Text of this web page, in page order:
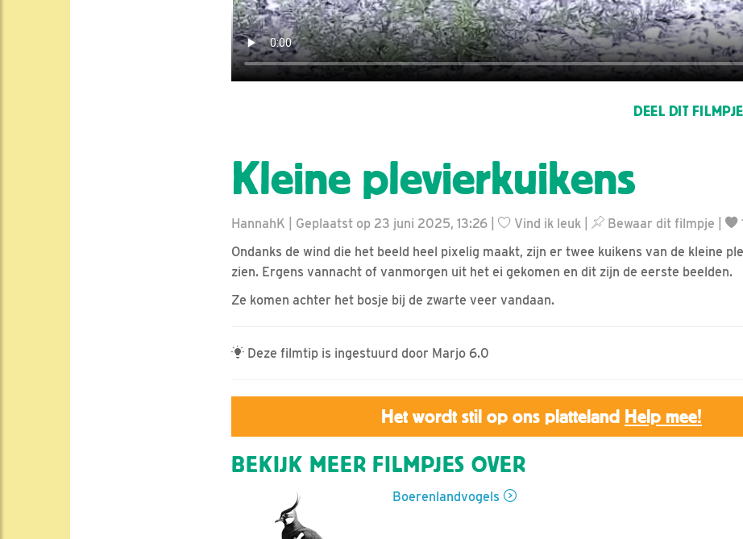
DEEL DIT FILMPJE
Kleine plevierkuikens
HannahK | Geplaatst op 23 juni 2025, 13:26 | Vind ik leuk Bewaar dit filmpje
Ondanks de wind die het beeld heel pixelig maakt, zijn er twee kuikens van de kleine
zien. Ergens vannacht of vanmorgen uit het ei gekomen en dit zijn de eerste beelden.
Ze komen achter het bosje bij de zwarte veer vandaan.
Deze filmtip is ingestuurd door Marjo 6.0
Het wordt stil op ons platteland Help mee!
BEKIJK MEER FILMPJES OVER
Boerenlandvogels